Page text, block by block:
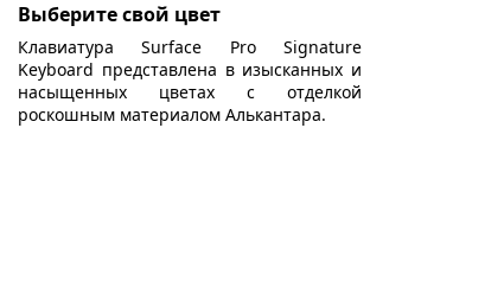
Выберите свой цвет
Клавиатура Surface Pro Signature
Keyboard представлена в изысканных и
насыщенных цветах с отделкой
роскошным материалом Алькантара.